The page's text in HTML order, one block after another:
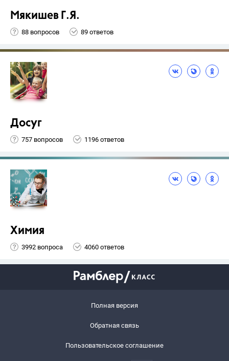
Мякишев Г.Я.
88 вопросов 89 ответов
Досуг
757 вопросов 1196 ответов
Химия
3992 вопроса 4060 ответов
Полная версия
Обратная связь
Пользовательское соглашение